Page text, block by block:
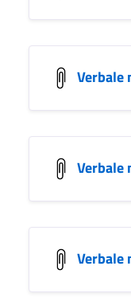
Verbale
Verbale
Verbale